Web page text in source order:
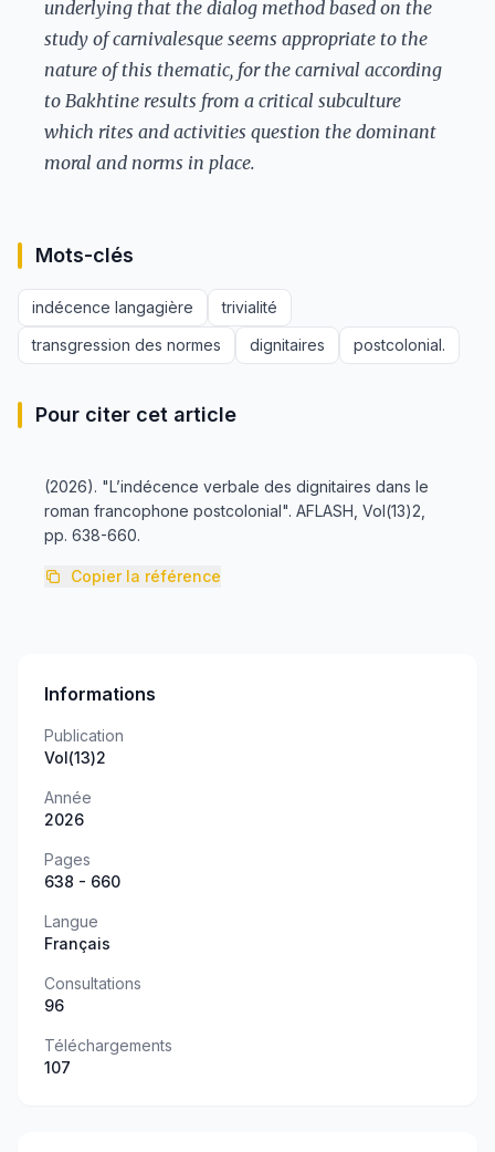
underlying that the dialog method based on the
study of carnivalesque seems appropriate to the
nature of this thematic, for the carnival according
to Bakhtine results from a critical subculture
which rites and activities question the dominant
moral and norms in place.
Mots-clés
indécence langagière
trivialité
transgression des normes
dignitaires postcolonial.
Pour citer cet article
(2026). "L’indécence verbale des dignitaires dans le
roman francophone postcolonial". AFLASH, Vol(13)2,
pp. 638-660.
Copier la référence
Informations
Publication
Vol(13)2
Année
2026
Pages
638 - 660
Langue
Français
Consultations
96
Téléchargements
107